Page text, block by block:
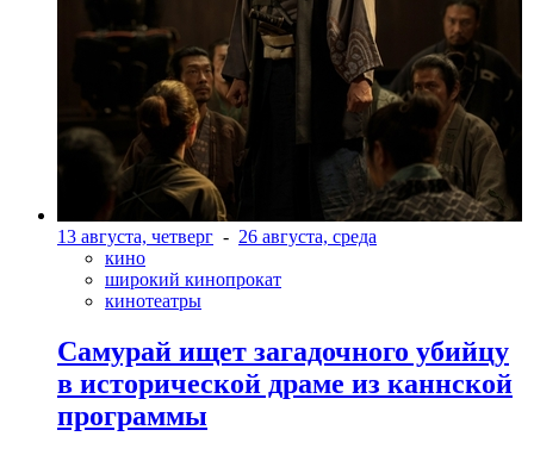
13 августа, четверг - 26 августа, среда
кино
широкий кинопрокат
кинотеатры
Самурай ищет загадочного убийцу
в исторической драме из каннской
программы